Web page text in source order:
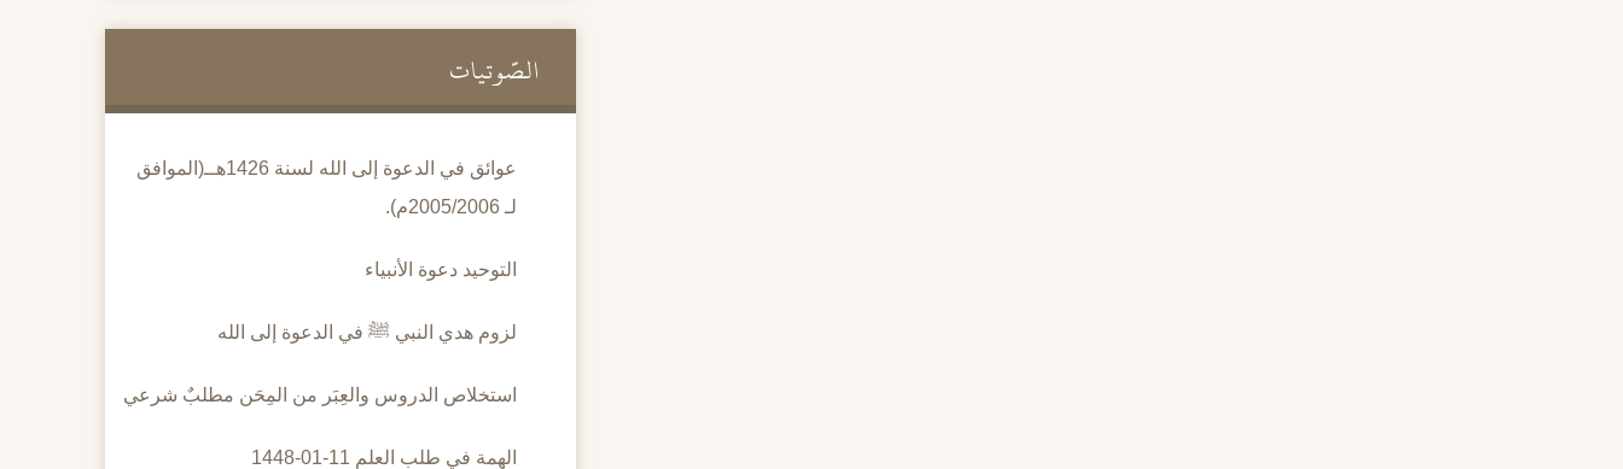
الصَّوتيات
عوائق في الدعوة إلى الله لسنة 1426هــ(الموافق
لـ 2005/2006م).
التوحيد دعوة الأنبياء
لزوم هدي النبي ﷺ في الدعوة إلى الله
استخلاص الدروس والعِبَر من المِحَن مطلبٌ شرعي
الهمة في طلب العلم 11-01-1448